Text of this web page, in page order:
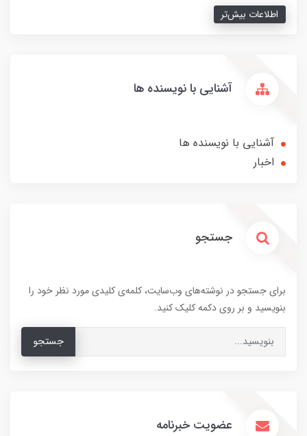
اطلاعات بیش‌تر
آشنایی با نویسنده ها
آشنایی با نویسنده ها
اخبار
جستجو
برای جستجو در نوشته‌های وب‌سایت، کلمه‌ی کلیدی مورد نظر خود را
بنویسید و بر روی دکمه کلیک کنید.
جستجو
عضویت خبرنامه